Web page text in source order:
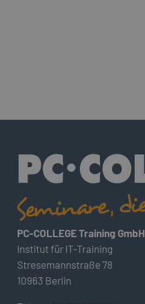
PC-COLLEGE Training GmbH
Institut für IT-Training
Stresemannstraße 78
10963 Berlin